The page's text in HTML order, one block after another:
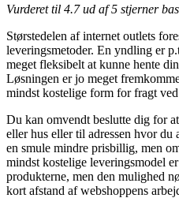
Vurderet til 4.7ud af 5 stjerner
Størstedelen af internet outlets
leveringsmetoder. En yndling er
meget fleksibelt at kunne hente
Løsningen er jo meget
mindst kostelige form for fragt
Du kan omvendt beslutte dig for
eller hus eller til adressen hvor
en smule mindre prisbillig, men
mindst kostelige leveringsmodel
produkterne, men den mulighed
kort afstand af webshoppens